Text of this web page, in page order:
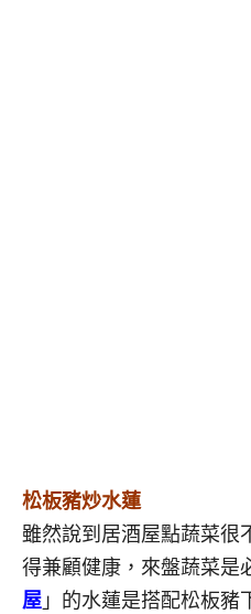
松板豬炒水蓮
雖然說到居酒屋點蔬菜很
得兼顧健康，來盤蔬菜是
屋 」的水蓮是搭配松板豬